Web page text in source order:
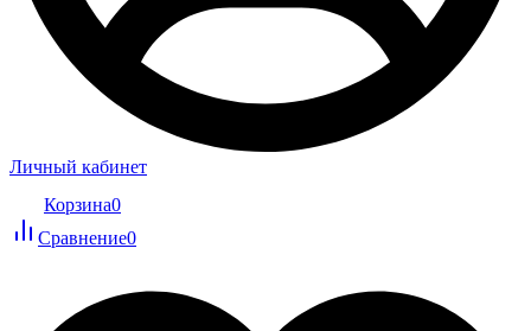
Личный кабинет
Корзина0
Сравнение0